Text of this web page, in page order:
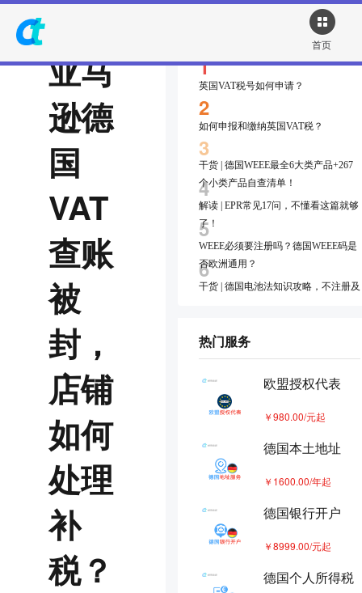
首页
亚马
逊德
国
VAT
查账
被
封，
店铺
如何
处理
补
税？
1
英国VAT税号如何申请？
2
如何申报和缴纳英国VAT税？
3
干货 | 德国WEEE最全6大类产品+267
个小类产品自查清单！
4
解读 | EPR常见17问，不懂看这篇就够
了！
5
WEEE必须要注册吗？德国WEEE码是
否欧洲通用？
6
干货 | 德国电池法知识攻略，不注册及
申报有什么后果~
8
9
德国VAT查税封号，是解封还是重新
德国vat来势汹汹，补还是不补？这笔
账您一定要算清楚
热门服务
欧盟授权代表
￥980.00/元起
德国本土地址
￥1600.00/年起
德国银行开户
￥8999.00/元起
德国个人所得税